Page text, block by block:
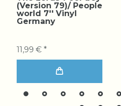
(Version 79)/ People
world 7'' Vinyl
Germany
11,99 € *